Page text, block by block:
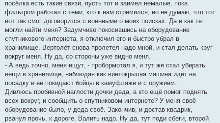
посёлка есть такие связи, пусть тот и заимел немалые, пока
фильтром работал с теми, кто к нам стремился, но не думаю, что тот
вот так смог договорится с военными о моих поисках. Да и как те
могли найти меня? Задумчиво покосившись на оборудование
спутникового интернета, я отключил его и быстро убрал в
хранилище. Вертолёт снова пролетел надо мной, и стал делать круг
вокруг меня. Ну да, со стороны уже видно меня.
- А ведь точно, меня ищут, - пробормотал я, и тут же стал убирать
вещи в хранилище, наблюдая как винтокрылая машина идёт на
посадку и её покидают бойцы в камуфляже и с оружием.
Дивлюсь пробивной наглости дочки деда, а кто ещё помог поднять
всех вокруг, и сообщить о спутниковом интернете? У меня своё
оборудование было, у деда своё. Закончив, и достав квадрик,
рванул прочь, к дороге. Валить надо. Ну да, тут поди сбеги, второй